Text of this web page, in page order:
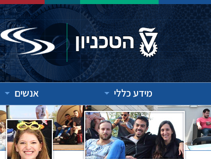
מידע כללי אנשים